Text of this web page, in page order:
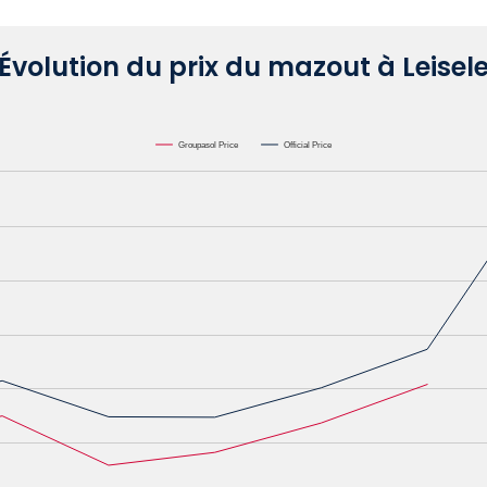
Évolution du prix du mazout à
Groupasol Price Official Price